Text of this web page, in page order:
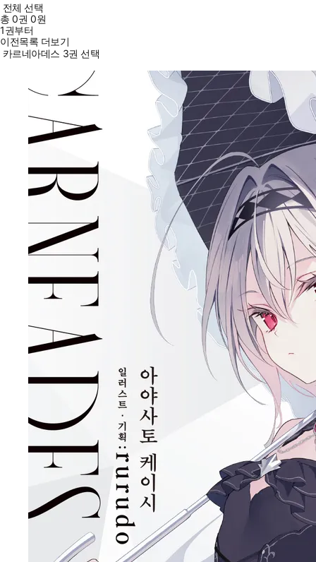
전체 선택
총0권 0원
1권부터
이전목록 더보기
카르네아데스 3권 선택